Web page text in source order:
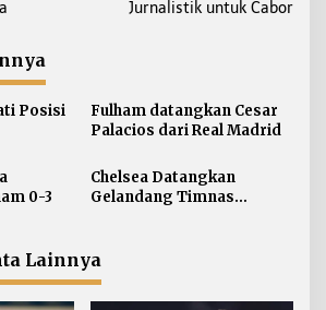
Jurnalistik untuk Cabor
Posisi
Fulham datangkan Cesar
Palacios dari Real Madrid
0-3
Chelsea Datangkan
Gelandang Timnas
Lainnya